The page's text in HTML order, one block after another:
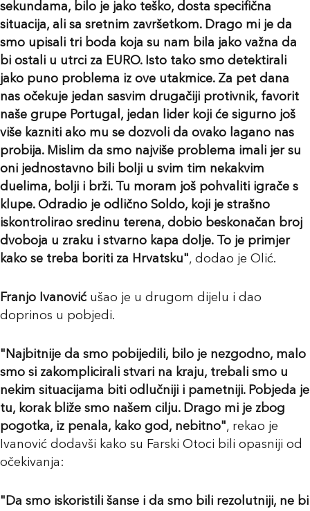
sekundama, bilo je jako teško, dosta specifična
situacija, ali sa sretnim završetkom. Drago mi je da
smo upisali tri boda koja su nam bila jako važna da
bi ostali u utrci za EURO. Isto tako smo detektirali
jako puno problema iz ove utakmice. Za pet dana
nas očekuje jedan sasvim drugačiji protivnik, favorit
naše grupe Portugal, jedan lider koji će sigurno još
više kazniti ako mu se dozvoli da ovako lagano nas
probija. Mislim da smo najviše problema imali jer su
oni jednostavno bili bolji u svim tim nekakvim
duelima, bolji i brži. Tu moram još pohvaliti igrače s
klupe. Odradio je odlično Soldo, koji je strašno
iskontrolirao sredinu terena, dobio beskonačan broj
dvoboja u zraku i stvarno kapa dolje. To je primjer
kako se treba boriti za Hrvatsku", dodao je Olić.
Franjo Ivanovićušao je u drugom dijelu i dao
doprinos u pobjedi.
"Najbitnije da smo pobijedili, bilo je nezgodno, malo
smo si zakomplicirali stvari na kraju, trebali smo u
nekim situacijama biti odlučniji i pametniji. Pobjeda je
tu, korak bliže smo našem cilju. Drago mi je zbog
pogotka, iz penala, kako god, nebitno", rekao je
Ivanović dodavši kako su Farski Otoci bili opasniji od
očekivanja:
"Da smo iskoristili šanse i da smo bili rezolutniji, ne bi